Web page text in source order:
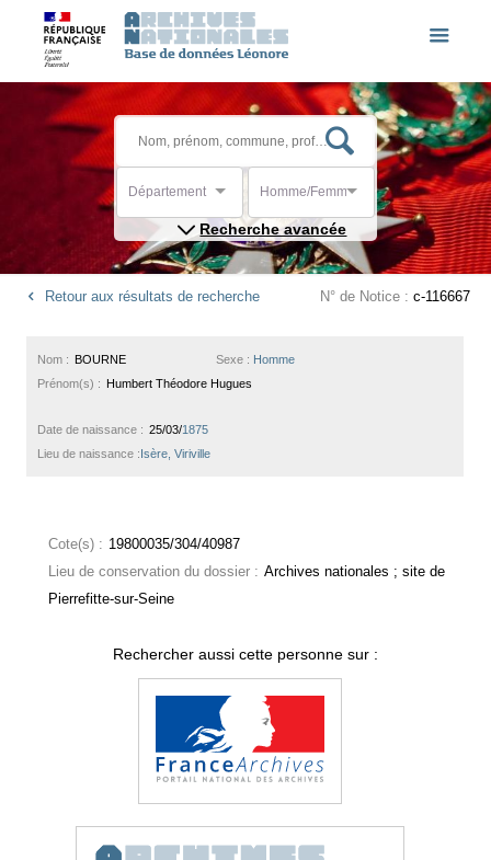
Département Homme/Femme
Recherche avancée
Retour aux résultats de recherche N° de Notice : c-116667
Sexe : Homme
Nom : BOURNE
Prénom(s) : Humbert Théodore Hugues
Date de naissance : 25/03/1875
Lieu de naissance :Isère, Viriville
Cote(s) : 19800035/304/40987
Lieu de conservation du dossier : Archives nationales ; site de
Pierrefitte-sur-Seine
Rechercher aussi cette personne sur :